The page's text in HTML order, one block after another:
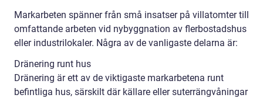
Markarbeten spänner från små insatser på villatomter till
omfattande arbeten vid nybyggnation av flerbostadshus
eller industrilokaler. Några av de vanligaste delarna är:
Dränering runt hus
Dränering är ett av de viktigaste markarbetena runt
befintliga hus, särskilt där källare eller suterrängvåningar